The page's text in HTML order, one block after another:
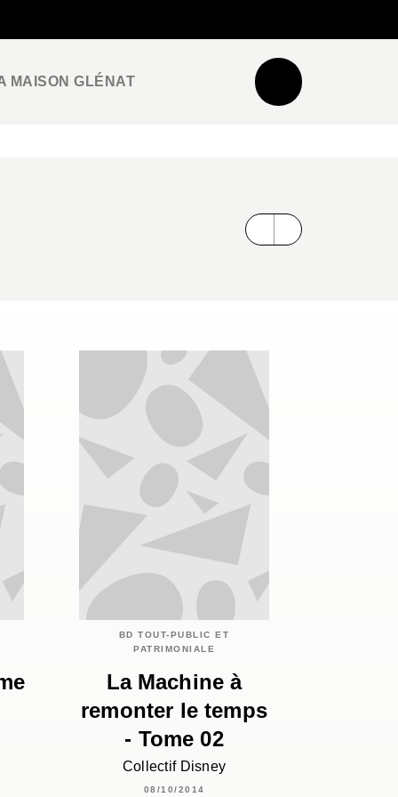
MAISON GLÉNAT
BD TOUT-PUBLIC ET
PATRIMONIALE
La Machine à
remonter le temps
- Tome 02
Collectif Disney
08/10/2014